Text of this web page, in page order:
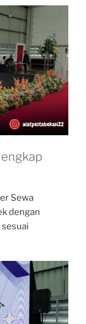
Sewa
dengan